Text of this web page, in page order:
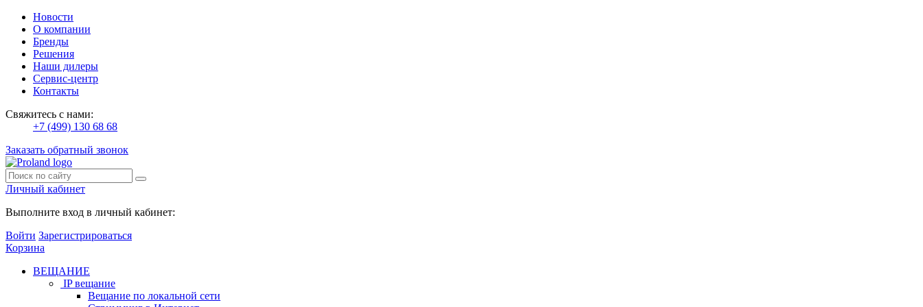
Новости
О компании
Бренды
Решения
Наши дилеры
Сервис-центр
Контакты
Свяжитесь с нами:
+7 (499) 130 68 68
Заказать обратный звонок
Личный кабинет
Выполните вход в личный кабинет:
Войти Зарегистрироваться
Корзина
ВЕЩАНИЕ
IP вещание
Вещание по локальной сети